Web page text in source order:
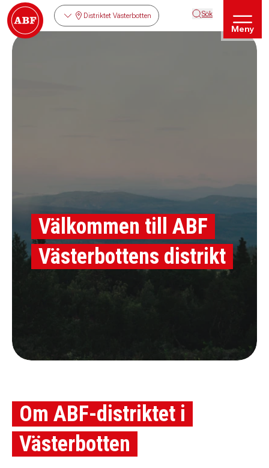
Distriktet Västerbotten Sök
Meny
Välkommen till ABF
Västerbottens distrikt
Om ABF-distriktet i
Västerbotten